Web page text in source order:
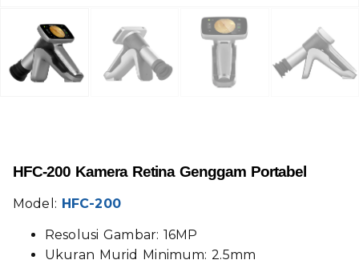
HFC-200 Kamera Retina Genggam Portabel
Model: HFC-200
Resolusi Gambar: 16MP
Ukuran Murid Minimum: 2.5mm